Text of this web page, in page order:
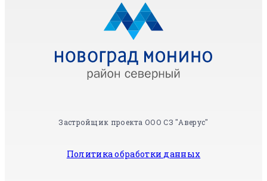
Застройщик проекта ООО СЗ "Аверус"
Политика обработки данных